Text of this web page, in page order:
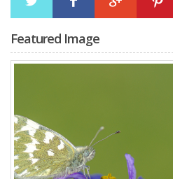
Featured Image